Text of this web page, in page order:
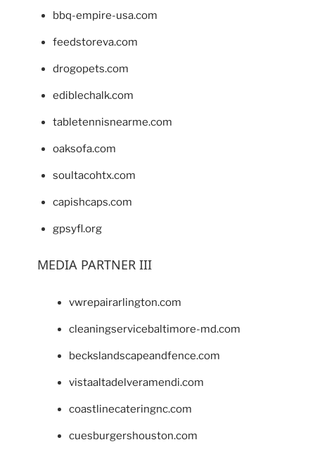
bbq-empire-usa.com
feedstoreva.com
drogopets.com
ediblechalk.com
tabletennisnearme.com
oaksofa.com
soultacohtx.com
capishcaps.com
gpsyfl.org
MEDIA PARTNER III
vwrepairarlington.com
cleaningservicebaltimore-md.com
beckslandscapeandfence.com
vistaaltadelveramendi.com
coastlinecateringnc.com
cuesburgershouston.com